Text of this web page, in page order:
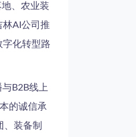
、农业装
AI公司推
化转型路
B2B线上
的诚信承
装备制